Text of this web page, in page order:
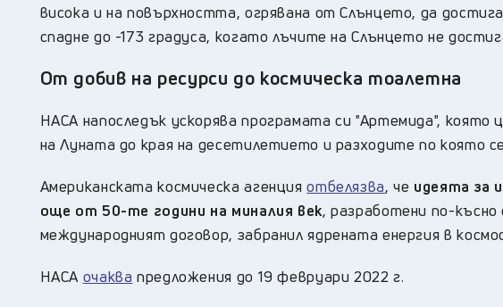
висока и на повърхността, огрявана от Слънцето, да
спадне до -173 градуса, когато лъчите на Слънцето не
От добив на ресурси до космическа тоалетна
НАСА напоследък ускорява програмата си "Артемида",
на Луната до края на десетилетието и разходите по която
Американската космическа агенцияотбелязва, че идеята за
още от 50-те години на миналия век, разработени по-
международният договор, забранил ядрената енергия в
НАСА очаква предложения до 19 февруари 2022 г.